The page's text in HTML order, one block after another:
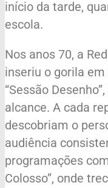
início da tarde,
escola.
Nos anos 70, a
inseriu o gorila
“Sessão
alcance. A cada
descobriam o
audiência
programações
Colosso”, onde